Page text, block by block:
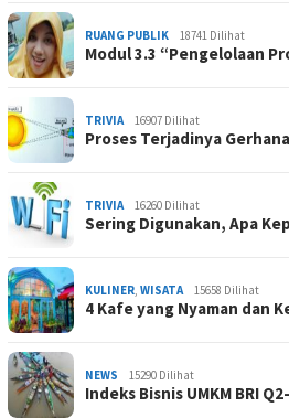
RUANG PUBLIK 18741 Dilihat
Modul 3.3 “Pengelolaan
TRIVIA 16907 Dilihat
Proses Terjadinya
TRIVIA 16260 Dilihat
Sering Digunakan, Apa
KULINER, WISATA 15658 Dilihat
4 Kafe yang Nyaman dan
NEWS 15290 Dilihat
Indeks Bisnis UMKM BRI